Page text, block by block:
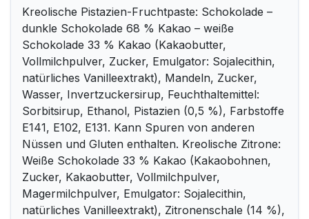
Kreolische Pistazien-Fruchtpaste: Schokolade –
dunkle Schokolade 68 % Kakao – weiße
Schokolade 33 % Kakao (Kakaobutter,
Vollmilchpulver, Zucker, Emulgator: Sojalecithin,
natürliches Vanilleextrakt), Mandeln, Zucker,
Wasser, Invertzuckersirup, Feuchthaltemittel:
Sorbitsirup, Ethanol, Pistazien (0,5 %), Farbstoffe
E141, E102, E131. Kann Spuren von anderen
Nüssen und Gluten enthalten. Kreolische Zitrone:
Weiße Schokolade 33 % Kakao (Kakaobohnen,
Zucker, Kakaobutter, Vollmilchpulver,
Magermilchpulver, Emulgator: Sojalecithin,
natürliches Vanilleextrakt), Zitronenschale (14 %),